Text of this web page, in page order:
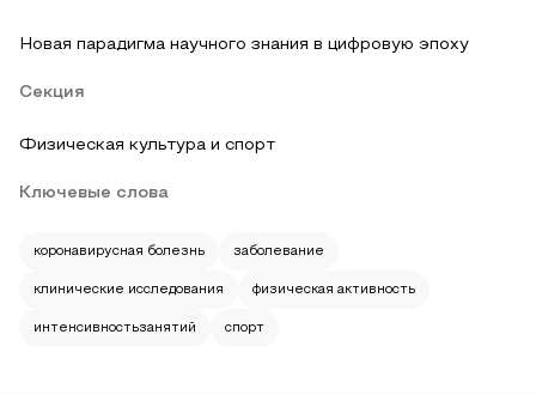
Новая парадигма научного знания в цифровую эпоху
Секция
Физическая культура и спорт
Ключевые слова
коронавирусная болезнь заболевание
клинические исследования физическая активность
интенсивностьзанятий спорт